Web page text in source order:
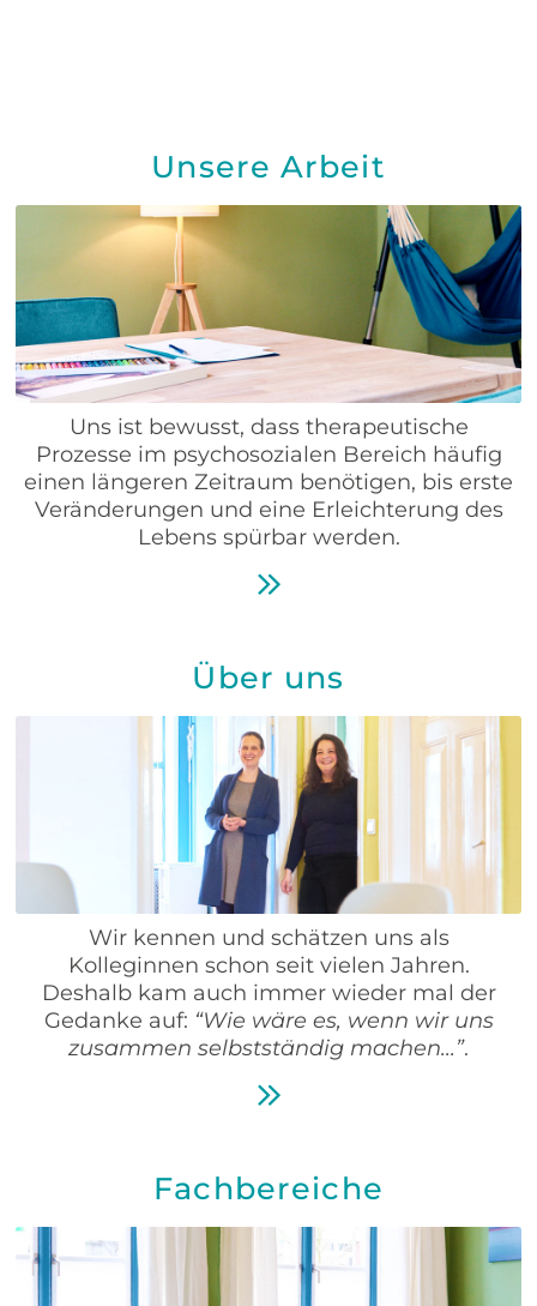
Unsere Arbeit
Uns ist bewusst, dass therapeutische
Prozesse im psychosozialen Bereich häufig
einen längeren Zeitraum benötigen, bis erste
Veränderungen und eine Erleichterung des
Lebens spürbar werden.
Über uns
Wir kennen und schätzen uns als
Kolleginnen schon seit vielen Jahren.
Deshalb kam auch immer wieder mal der
Gedanke auf: “Wie wäre es, wenn wir uns
zusammen selbstständig machen...”.
Fachbereiche